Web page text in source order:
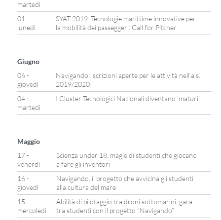
martedì
01 -
lunedì
SYAT 2019. Tecnologie marittime innovative per
la mobilità dei passeggeri: Call for Pitcher
Giugno
06 -
giovedì
Navigando: iscrizioni aperte per le attività nell’a.s.
2019/2020!
04 -
martedì
I Cluster Tecnologici Nazionali diventano ‘maturi’
Maggio
17 -
venerdì
Scienza under 18, magie di studenti che giocano
a fare gli inventori
16 -
giovedì
Navigando, il progetto che avvicina gli studenti
alla cultura del mare
15 -
mercoledì
Abilità di pilotaggio tra droni sottomarini, gara
tra studenti con il progetto “Navigando”